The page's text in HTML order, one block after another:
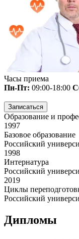
Часы приема
Пн-Пт: 09:00-18:00
Записаться
Образование и
1997
Базовое образование
Российский
1998
Интернатура
Российский
2019
Циклы
Российский
Дипломы